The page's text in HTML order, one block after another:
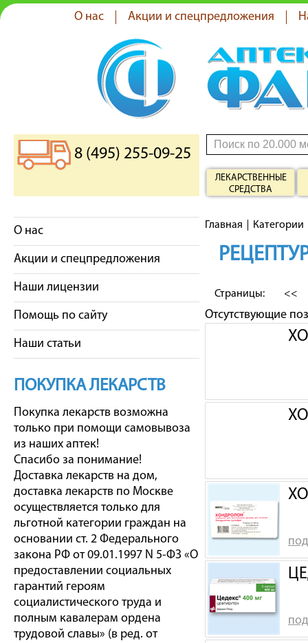
О нас Акции и спецпредложения
8 (495) 255-09-25
ЛЕКАРСТВЕННЫЕ
СРЕДСТВА
О нас
Акции и спецпредложения
Наши лицензии
Помощь по сайту
Наши статьи
ПОКУПКА ЛЕКАРСТВ
Покупка лекарств возможна
только при помощи самовывоза
из наших аптек!
Спасибо за понимание!
Доставка лекарств на дом,
доставка лекарств по Москве
осуществляется только для
льготной категории граждан на
основании ст. 2 Федерального
закона РФ от 09.01.1997 N 5-ФЗ «О
предоставлении социальных
гарантий героям
социалистического труда и
полным кавалерам ордена
трудовой славы» (в ред. от
Главная Категории
Страницы: <<
Отсутствующие